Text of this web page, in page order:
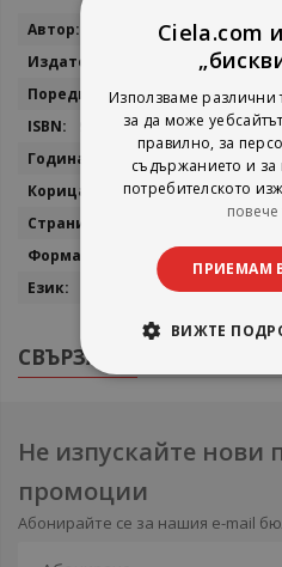
Повече
Педро Маняс
Хеликон
Маркус Поку
9786192512903
2026
мека
български
СВЪРЗАНИ ПРОДУКТИ
Не изпускайте нови
промоции
Абонирайте се за нашия e-mail
Ciela.com
Използваме различни
за да може
правилно, за
съдържанието и
потребителското
повече
ПРИЕМАМ
ВИЖТЕ